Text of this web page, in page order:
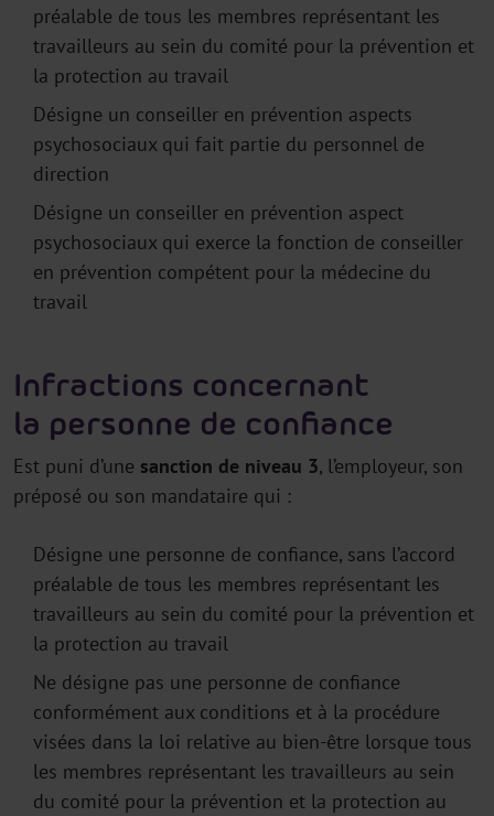
préalable de tous les membres représentant les
travailleurs au sein du comité pour la prévention et
la protection au travail
Désigne un conseiller en prévention aspects
psychosociaux qui fait partie du personnel de
direction
Désigne un conseiller en prévention aspect
psychosociaux qui exerce la fonction de conseiller
en prévention compétent pour la médecine du
travail
Infractions concernant
la personne de confiance
Est puni d’une sanction de niveau 3, l’employeur, son
préposé ou son mandataire qui :
Désigne une personne de confiance, sans l’accord
préalable de tous les membres représentant les
travailleurs au sein du comité pour la prévention et
la protection au travail
Ne désigne pas une personne de confiance
conformément aux conditions et à la procédure
visées dans la loi relative au bien-être lorsque tous
les membres représentant les travailleurs au sein
du comité pour la prévention et la protection au